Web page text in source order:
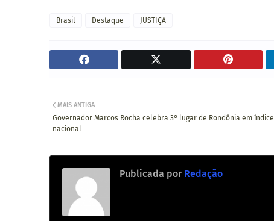
Brasil Destaque JUSTIÇA
MAIS ANTIGA
Governador Marcos Rocha celebra 3º lugar de Rondônia em índice
nacional
Publicada por Redação